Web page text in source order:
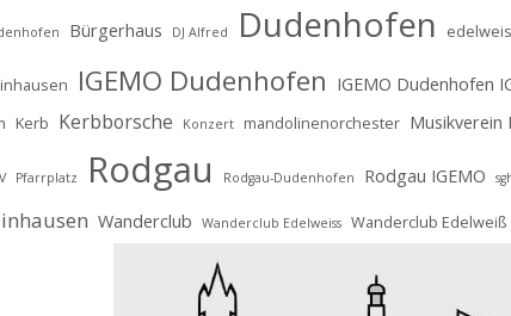
Bürgerhaus DJ Alfred Dudenhofen
IGEMO Dudenhofen IGEMO Dudenhofen
Kerb Kerbborsche Konzert mandolinenorchester Musikverein
Pfarrplatz Rodgau Rodgau-Dudenhofen Rodgau IGEMO
Wanderclub Wanderclub Edelweiss Wanderclub Edelweiß